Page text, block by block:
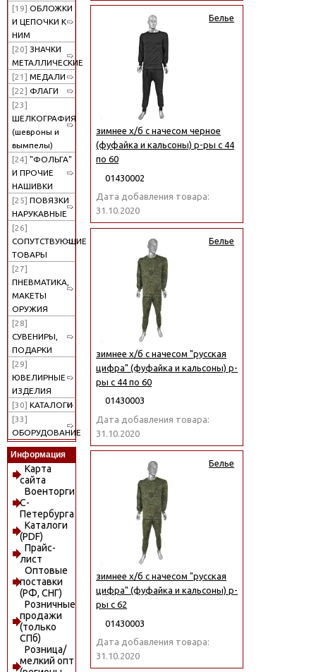
[19] ОБЛОЖКИ
И ЦЕПОЧКИ К
НИМ
[20] ЗНАЧКИ
МЕТАЛЛИЧЕСКИЕ
[21] МЕДАЛИ
[22] ФЛАГИ
[23]
ШЕЛКОГРАФИЯ
(шевроны и
вымпелы)
[24] "ФОЛЬГА"
И ПРОЧИЕ
НАШИВКИ
[25] ПОВЯЗКИ
НАРУКАВНЫЕ
[26]
СОПУТСТВУЮЩИЕ
ТОВАРЫ
[27]
ПНЕВМАТИКА,
МАКЕТЫ
ОРУЖИЯ
[28]
СУВЕНИРЫ,
ПОДАРКИ
[29]
ЮВЕЛИРНЫЕ
ИЗДЕЛИЯ
[30] КАТАЛОГИ
[33]
ОБОРУДОВАНИЕ
Информация
Карта
сайта
Военторги
С-
Петербурга
Каталоги
(PDF)
Прайс-
лист
Оптовые
поставки
(РФ, СНГ)
Розничные
продажи
(только
СПб)
Розница/
мелкий опт
Белье
зимнее х/б с начесом черное
(фуфайка и кальсоны) р-ры с 44
по 60
01430002
Дата добавления товара:
31.10.2020
Белье
зимнее х/б с начесом "русская
цифра" (фуфайка и кальсоны) р-
ры с 44 по 60
01430003
Дата добавления товара:
31.10.2020
Белье
зимнее х/б с начесом "русская
цифра" (фуфайка и кальсоны) р-
ры с 62
01430003
Дата добавления товара:
31.10.2020